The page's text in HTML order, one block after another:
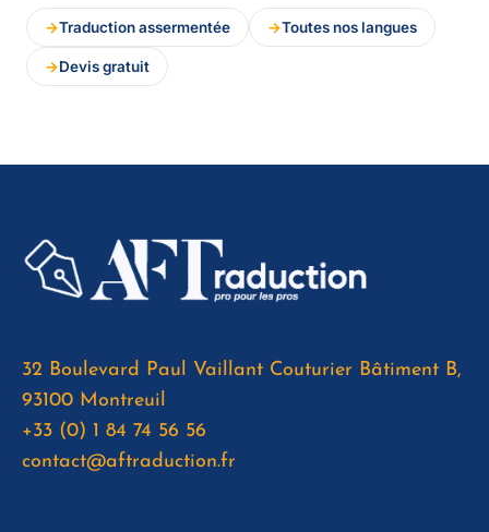
Traduction assermentée Toutes nos langues
Devis gratuit
32 Boulevard Paul Vaillant Couturier Bâtiment B,
93100 Montreuil
+33 (0) 1 84 74 56 56
contact@aftraduction.fr